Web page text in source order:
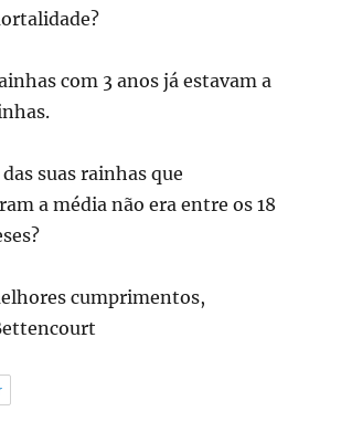
com 3 anos já estavam a
suas rainhas que
a média não era entre os 18
cumprimentos,